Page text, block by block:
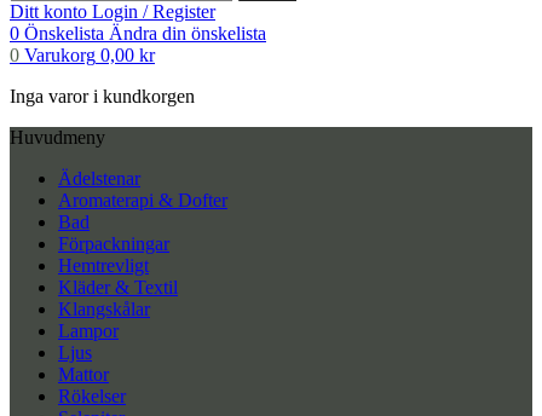
Ditt konto Login / Register
0 Önskelista Ändra din önskelista
0 Varukorg 0,00 kr
Inga varor i kundkorgen
Huvudmeny
Ädelstenar
Aromaterapi & Dofter
Bad
Förpackningar
Hemtrevligt
Kläder & Textil
Klangskålar
Lampor
Ljus
Mattor
Rökelser